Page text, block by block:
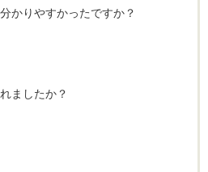
かりやすかったですか？
ましたか？